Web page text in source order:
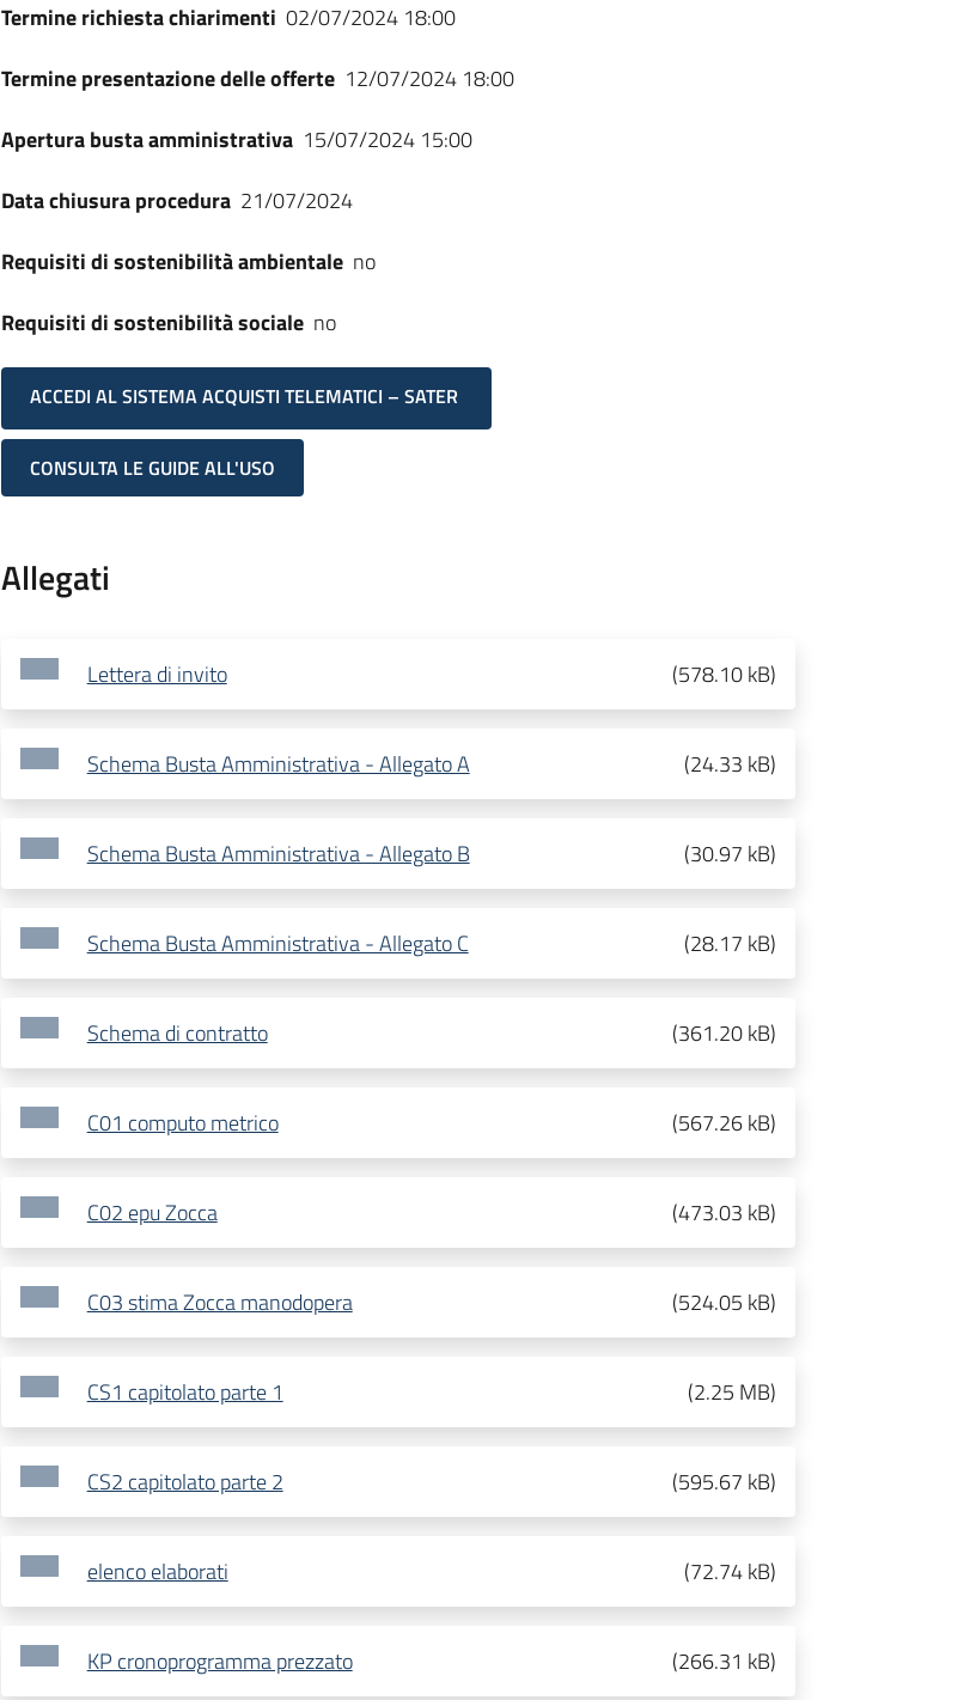
Termine richiesta chiarimenti 02/07/2024 18:00
Termine presentazione delle offerte 12/07/2024 18:00
Apertura busta amministrativa 15/07/2024 15:00
Data chiusura procedura 21/07/2024
Requisiti di sostenibilità ambientale no
Requisiti di sostenibilità sociale no
ACCEDI AL SISTEMA ACQUISTI TELEMATICI – SATER
CONSULTA LE GUIDE ALL'USO
Allegati
Lettera di invito (578.10 kB)
Schema Busta Amministrativa - Allegato A (24.33 kB)
Schema Busta Amministrativa - Allegato B (30.97 kB)
Schema Busta Amministrativa - Allegato C (28.17 kB)
Schema di contratto (361.20 kB)
C01 computo metrico (567.26 kB)
C02 epu Zocca (473.03 kB)
C03 stima Zocca manodopera (524.05 kB)
CS1 capitolato parte 1 (2.25 MB)
CS2 capitolato parte 2 (595.67 kB)
elenco elaborati (72.74 kB)
KP cronoprogramma prezzato (266.31 kB)